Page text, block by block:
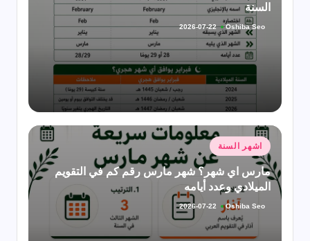
السنة
تمّ
النشر
بواسطة
Oshiba Seo
2026-07-22
نُشر
في
اشهر السنة
مارس اي شهر؟ شهر مارس رقم كم في التقويم
الميلادي وعدد أيامه
تمّ
بواسطة
Oshiba Seo
2026-07-22